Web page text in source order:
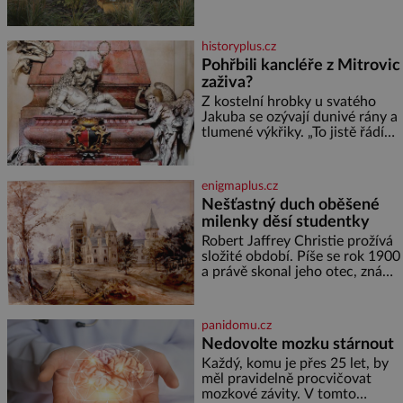
medu – zhruba jednu čajovou
lžičku. Sama o sobě se může
zdát bezvýznamná. Teprve když
se spojí s dalšími desítkami tisíc
příslušnic svého včelstva,
vznikne jeden z
nejdokonalejších organismů
historyplus.cz
Pohřbili kancléře z Mitrovic
zaživa?
Z kostelní hrobky u svatého
Jakuba se ozývají dunivé rány a
tlumené výkřiky. „To jistě řádí
nikdo neodvážil podzemní
hrobku otevřít a její poklop tak
raději jen skrápí svěcenou
vodou. Za několik dní divné
burácení skutečně ustane. Když
o mnoho let později hrobku
enigmaplus.cz
Nešťastný duch oběšené
milenky děsí studentky
Robert Jaffrey Christie prožívá
složité období. Píše se rok 1900
a právě skonal jeho otec, známý
ale doprovázena ohromným
dědictvím
panidomu.cz
Nedovolte mozku stárnout
Každý, komu je přes 25 let, by
měl pravidelně procvičovat
mozkové závity. V tomto